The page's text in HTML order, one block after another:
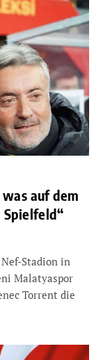
auf dem
Stadion in
Malatyaspor
Torrent die